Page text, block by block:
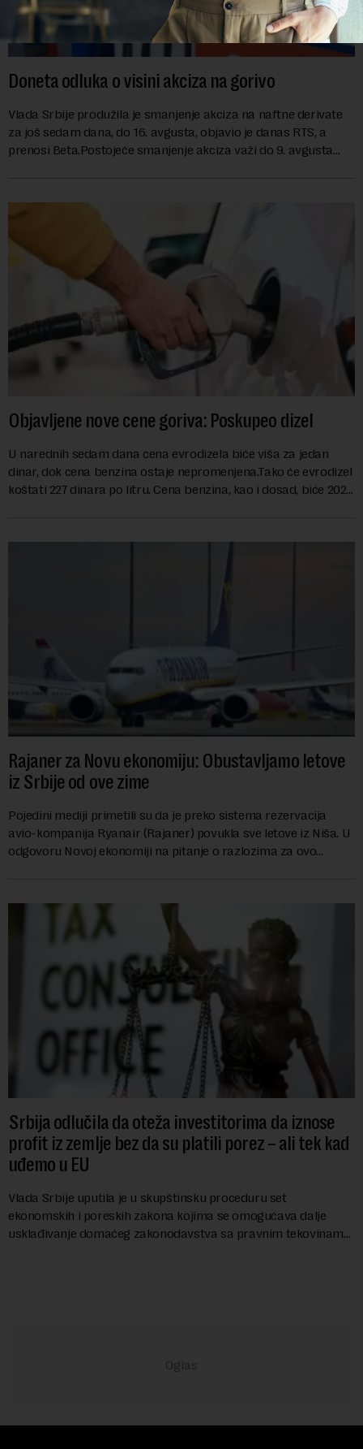
Doneta odluka o visini akciza na gorivo
Vlada Srbije produžila je smanjenje akciza na naftne derivate
za još sedam dana, do 16. avgusta, objavio je danas RTS, a
prenosi Beta.Postojeće smanjenje akciza važi do 9. avgusta
Objavljene nove cene goriva: Poskupeo dizel
U narednih sedam dana cena evrodizela biće viša za jedan
dinar, dok cena benzina ostaje nepromenjena.Tako će evrodizel
koštati 227 dinara po litru. Cena benzina, kao i dosad, biće 202
Rajaner za Novu ekonomiju: Obustavljamo letove
iz Srbije od ove zime
Pojedini mediji primetili su da je preko sistema rezervacija
avio-kompanija Ryanair (Rajaner) povukla sve letove iz Niša. U
odgovoru Novoj ekonomiji na pitanje o razlozima za ovo
Srbija odlučila da oteža investitorima da iznose
profit iz zemlje bez da su platili porez – ali tek kad
uđemo u EU
Vlada Srbije uputila je u skupštinsku proceduru set
ekonomskih i poreskih zakona kojima se omogućava dalje
usklađivanje domaćeg zakonodavstva sa pravnim tekovinama